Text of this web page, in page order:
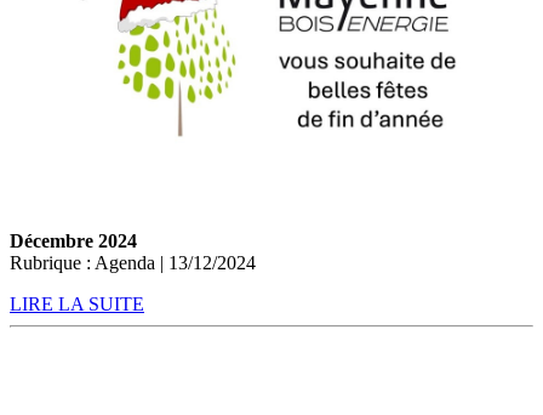
Décembre 2024
Rubrique : Agenda | 13/12/2024
LIRE LA SUITE